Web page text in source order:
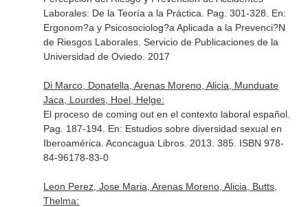
Laborales: De la Teoría a la Práctica. Pag. 301-328. En:
Ergonom?a y Psicosociolog?a Aplicada a la Prevenci?N
de Riesgos Laborales. Servicio de Publicaciones de la
Universidad de Oviedo. 2017
Di Marco, Donatella, Arenas Moreno, Alicia, Munduate
Jaca, Lourdes, Hoel, Helge:
El proceso de coming out en el contexto laboral español.
Pag. 187-194. En: Estudios sobre diversidad sexual en
Iberoamérica . Aconcagua Libros. 2013. 385. ISBN 978-
84-96178-83-0
Leon Perez, Jose Maria, Arenas Moreno, Alicia, Butts,
Thelma: